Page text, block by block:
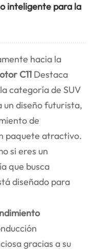
inteligente para la
hacia la
C11 Destaca
categoría de SUV
diseño futurista,
de
paquete atractivo.
si eres un
que busca
diseñado para
gracias a su